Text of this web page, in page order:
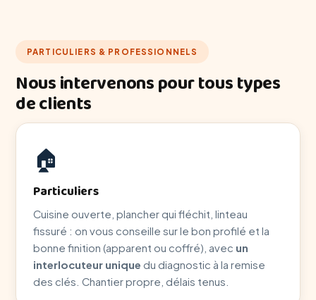
PARTICULIERS & PROFESSIONNELS
Nous intervenons pour tous types
de clients
🏠
Particuliers
Cuisine ouverte, plancher qui fléchit, linteau
fissuré : on vous conseille sur le bon profilé et la
bonne finition (apparent ou coffré), avec un
interlocuteur unique du diagnostic à la remise
des clés. Chantier propre, délais tenus.